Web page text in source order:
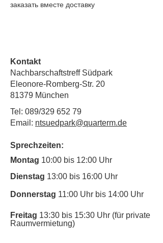
заказать вместе доставку
Kontakt
Nachbarschaftstreff Südpark
Eleonore-Romberg-Str. 20
81379 München
Tel: 089/329 652 79
Email: ntsuedpark@quarterm.de
Sprechzeiten:
Montag 10:00 bis 12:00 Uhr
Dienstag 13:00 bis 16:00 Uhr
Donnerstag 11:00 Uhr bis 14:00 Uhr
Freitag 13:30 bis 15:30 Uhr (für private
Raumvermietung)